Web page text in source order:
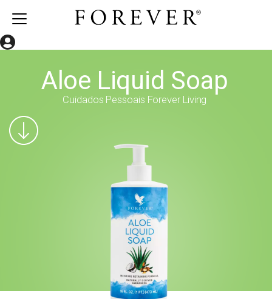
Aloe Liquid Soap
Cuidados Pessoais Forever Living